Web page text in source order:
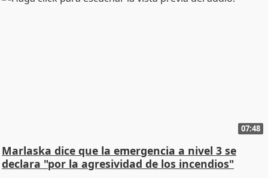
07:48
Marlaska dice que la emergencia a nivel 3 se
declara "por la agresividad de los incendios"